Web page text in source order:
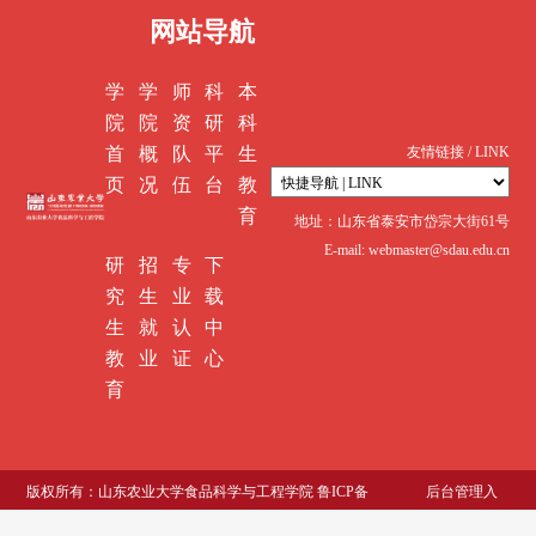
网站导航
学
院
首
页
学
院
概
况
师
资
队
伍
科
研
平
台
本
科
生
教
育
研
究
生
教
育
招
生
就
业
专
业
认
证
下
载
中
心
友情链接 / LINK
地址：山东省泰安市岱宗大街61号
E-mail: webmaster@sdau.edu.cn
版权所有：山东农业大学食品科学与工程学院 鲁ICP备 后台管理入